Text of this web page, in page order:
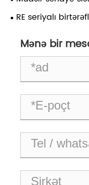
edən nədir?
RE seriyalı
Mənə bir